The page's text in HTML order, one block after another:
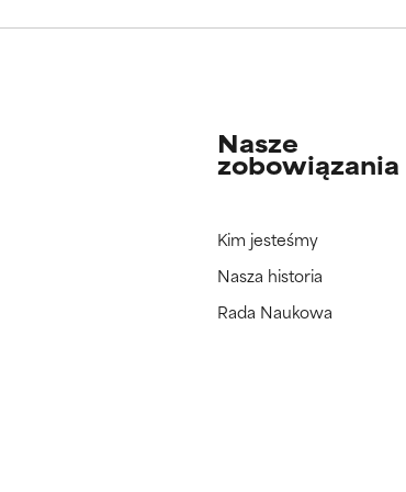
Nie oceniliśmy jeszcze tego składnika, ponieważ
Nie oceniliśmy jeszcze tego składnika, ponieważ
Nasze
zobowiązania
Kim jesteśmy
Nasza historia
Rada Naukowa